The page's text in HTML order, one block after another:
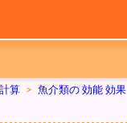
算 > 魚介類の 効能 効果